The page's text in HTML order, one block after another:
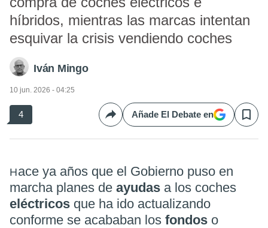
híbridos, mientras las marcas intentan
esquivar la crisis vendiendo coches
Iván Mingo
10 jun. 2026 - 04:25
4 CompartirAñade El Debate en Save
Hace ya años que el Gobierno puso en
marcha planes de ayudas a los coches
eléctricos que ha ido actualizando
conforme se acababan los fondos o